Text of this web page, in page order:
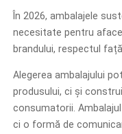
În 2026, ambalajele
necesitate pentru
brandului, respectul
Alegerea ambalajului
produsului, ci și
consumatorii.
ci o formă de